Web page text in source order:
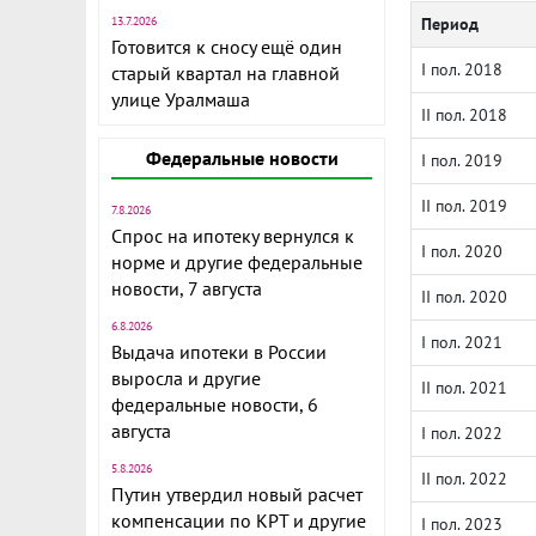
13.7.2026
Готовится к сносу ещё один
старый квартал на главной
улице Уралмаша
Федеральные новости
7.8.2026
Спрос на ипотеку вернулся к
норме и другие федеральные
новости, 7 августа
6.8.2026
Выдача ипотеки в России
выросла и другие
федеральные новости, 6
августа
5.8.2026
Путин утвердил новый расчет
компенсации по КРТ и другие
Период
I пол. 2018
II пол. 2018
I пол. 2019
II пол. 2019
I пол. 2020
II пол. 2020
I пол. 2021
II пол. 2021
I пол. 2022
II пол. 2022
I пол. 2023